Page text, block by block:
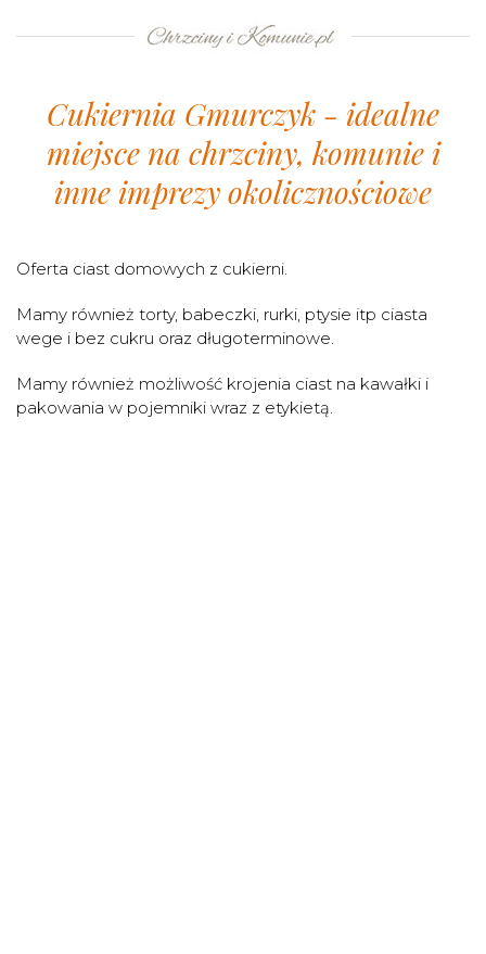
Cukiernia Gmurczyk - idealne
miejsce na chrzciny, komunie i
inne imprezy okolicznościowe
Oferta ciast domowych z cukierni.
Mamy również torty, babeczki, rurki, ptysie itp ciasta
wege i bez cukru oraz długoterminowe.
Mamy również możliwość krojenia ciast na kawałki i
pakowania w pojemniki wraz z etykietą.